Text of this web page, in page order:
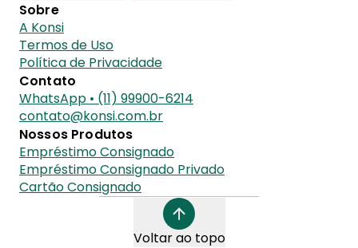
Sobre
A Konsi
Termos de Uso
Política de Privacidade
Contato
WhatsApp • (11) 99900-6214
contato@konsi.com.br
Nossos Produtos
Empréstimo Consignado
Empréstimo Consignado Privado
Cartão Consignado
Voltar ao topo